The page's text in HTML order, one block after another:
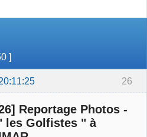
]
26
Reportage Photos -
les Golfistes " à